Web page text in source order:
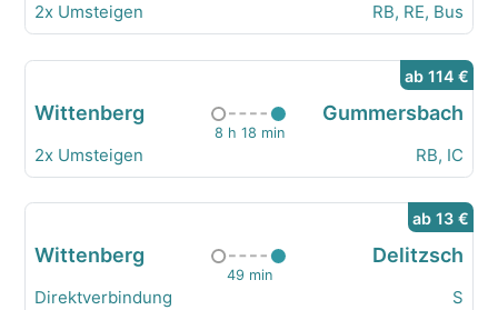
2x Umsteigen RB, RE, Bus
ab 114 €
Wittenberg
8 h 18 min
Gummersbach
2x Umsteigen RB, IC
ab 13 €
Wittenberg
49 min
Delitzsch
Direktverbindung S